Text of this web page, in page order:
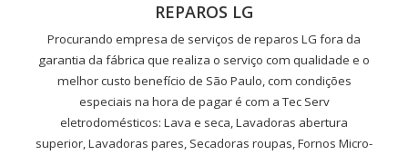
REPAROS LG
Procurando empresa de serviços de reparos LG fora da
garantia da fábrica que realiza o serviço com qualidade e o
melhor custo benefício de São Paulo, com condições
especiais na hora de pagar é com a Tec Serv
eletrodomésticos: Lava e seca, Lavadoras abertura
superior, Lavadoras pares, Secadoras roupas, Fornos Micro-